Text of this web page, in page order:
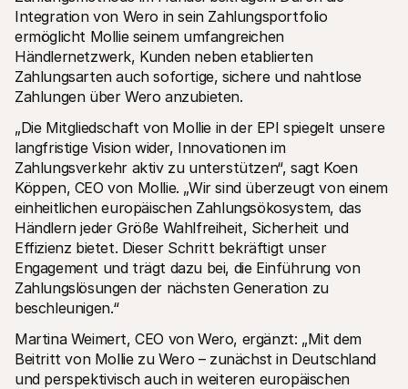
Integration von Wero in sein Zahlungsportfolio
ermöglicht Mollie seinem umfangreichen
Händlernetzwerk, Kunden neben etablierten
Zahlungsarten auch sofortige, sichere und nahtlose
Zahlungen über Wero anzubieten.
„Die Mitgliedschaft von Mollie in der EPI spiegelt unsere
langfristige Vision wider, Innovationen im
Zahlungsverkehr aktiv zu unterstützen“, sagt Koen
Köppen, CEO von Mollie. „Wir sind überzeugt von einem
einheitlichen europäischen Zahlungsökosystem, das
Händlern jeder Größe Wahlfreiheit, Sicherheit und
Effizienz bietet. Dieser Schritt bekräftigt unser
Engagement und trägt dazu bei, die Einführung von
Zahlungslösungen der nächsten Generation zu
beschleunigen.“
Martina Weimert, CEO von Wero, ergänzt: „Mit dem
Beitritt von Mollie zu Wero – zunächst in Deutschland
und perspektivisch auch in weiteren europäischen